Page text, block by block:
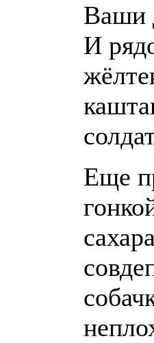
Ваши
И
Еще